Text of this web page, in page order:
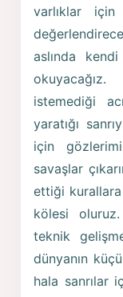
varlıklar için
aslında
istemediği
yaratığı
için
savaşlar
ettiği kurallara
kölesi
teknik
dünyanın
hala sanrılar